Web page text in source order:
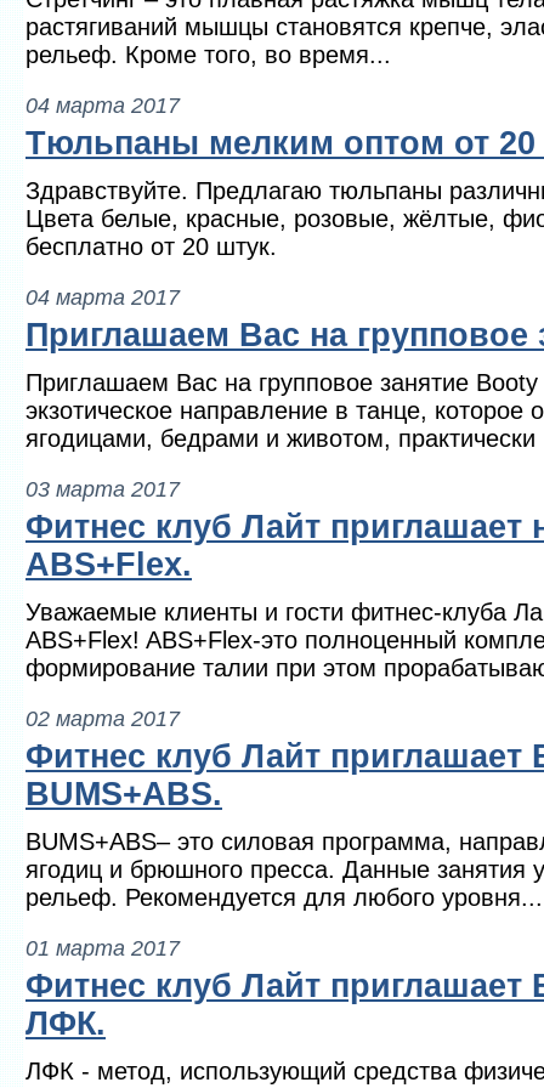
растягиваний мышцы становятся крепче,
рельеф. Кроме того, во время...
04 марта 2017
Тюльпаны мелким оптом от
Здравствуйте. Предлагаю тюльпаны
Цвета белые, красные, розовые, жёлтые,
бесплатно от 20 штук.
04 марта 2017
Приглашаем Вас на групповое
Приглашаем Вас на групповое занятие
экзотическое направление в танце, которое
ягодицами, бедрами и животом, практически
03 марта 2017
Фитнес клуб Лайт приглашает
ABS+Flex.
Уважаемые клиенты и гости фитнес-клуба
ABS+Flex! ABS+Flex-это полноценный
формирование талии при этом
02 марта 2017
Фитнес клуб Лайт приглашает
BUMS+ABS.
BUMS+ABS– это силовая программа,
ягодиц и брюшного пресса. Данные
рельеф. Рекомендуется для любого уровня...
01 марта 2017
Фитнес клуб Лайт приглашает
ЛФК.
ЛФК - метод, использующий средства